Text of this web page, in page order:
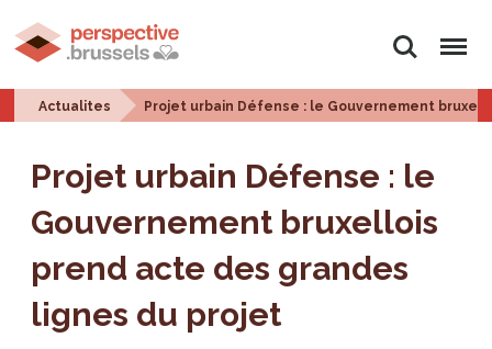
Rechercher
Menu
Actualites Projet urbain Défense : le Gouvernement
Projet urbain Défense : le
Gouvernement bruxellois
prend acte des grandes
lignes du projet